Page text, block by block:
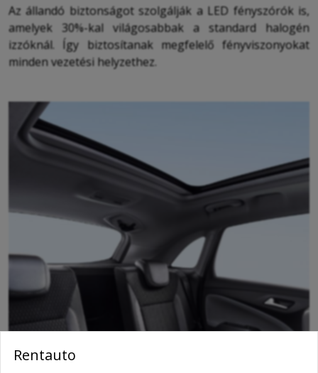
Az állandó biztonságot szolgálják a LED fényszórók is,
amelyek 30%-kal világosabbak a standard halogén
izzóknál. Így biztosítanak megfelelő fényviszonyokat
minden vezetési helyzethez.
Rentauto